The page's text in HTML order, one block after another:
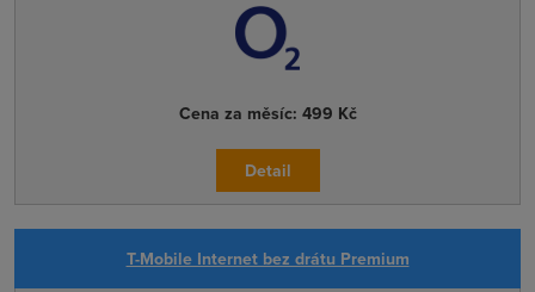
Cena za měsíc: 499 Kč
Detail
T-Mobile Internet bez drátu Premium